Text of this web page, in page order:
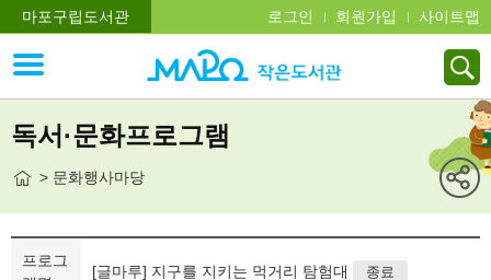
마포구립도서관 로그인 회원가입 사이트맵
독서·문화프로그램
> 문화행사마당
프로그
[글마루] 지구를 지키는 먹거리 탐험대 종료